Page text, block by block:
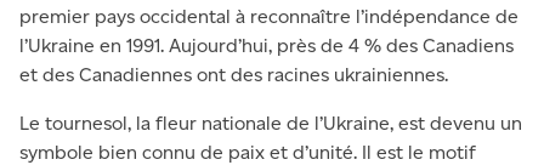
premier pays occidental à reconnaître l’indépendance de
l’Ukraine en 1991. Aujourd’hui, près de 4 % des Canadiens
et des Canadiennes ont des racines ukrainiennes.
Le tournesol, la fleur nationale de l’Ukraine, est devenu un
symbole bien connu de paix et d’unité. Il est le motif